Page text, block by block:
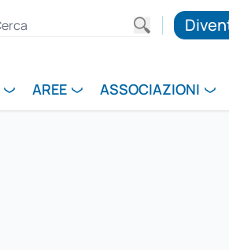
AREE ASSOCIAZIONI